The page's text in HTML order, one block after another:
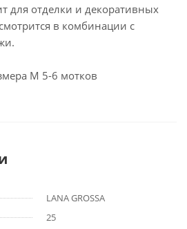
для отделки и декоративных
в комбинации с
М 5-6 мотков
LANA GROSSA
25